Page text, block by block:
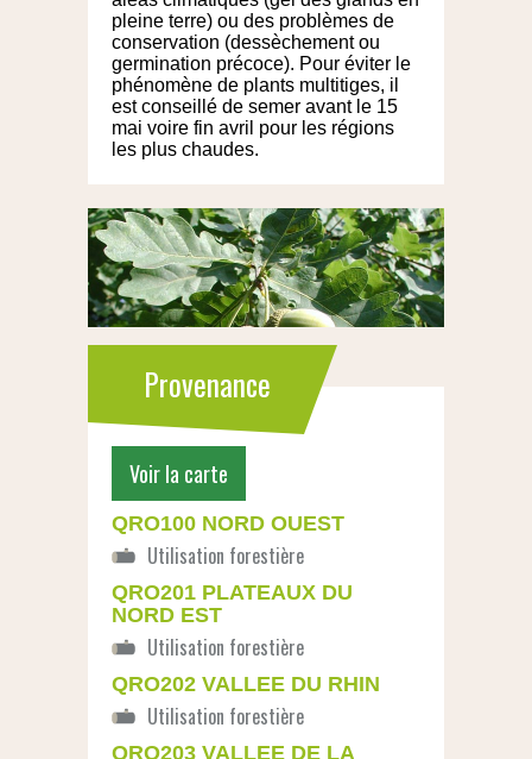
pleine terre) ou des problèmes de
conservation (dessèchement ou
germination précoce). Pour éviter le
phénomène de plants multitiges, il
est conseillé de semer avant le 15
mai voire fin avril pour les régions
les plus chaudes.
Provenance
Voir la carte
QRO100 NORD OUEST
QRO201 PLATEAUX DU
NORD EST
QRO202 VALLEE DU RHIN
QRO203 VALLEE DE LA